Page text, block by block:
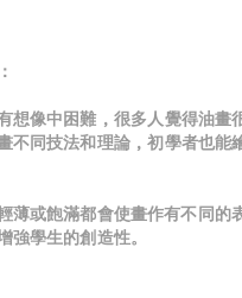
想像中困難 , 很多人覺得油畫
不同技法和理論 , 初學者也能
薄或飽滿都會使畫作有不同的
強學生的創造性。